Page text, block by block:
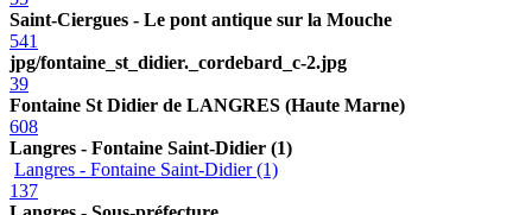
Saint-Ciergues - Le pont antique sur la Mouche
541
jpg/fontaine_st_didier._cordebard_c-2.jpg
39
Fontaine St Didier de LANGRES (Haute Marne)
608
Langres - Fontaine Saint-Didier (1)
Langres - Fontaine Saint-Didier (1)
137